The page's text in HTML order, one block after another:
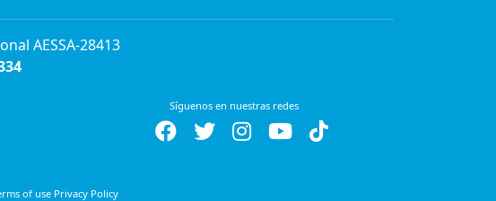
AESSA-28413
Síguenos en nuestras redes
of use Privacy Policy